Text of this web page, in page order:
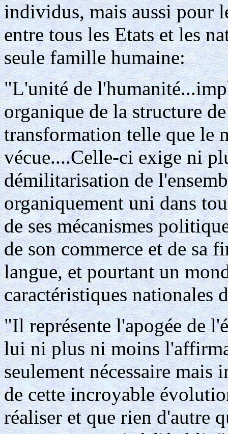
individus, mais aussi pour
entre tous les Etats et les
seule famille humaine:
"L'unité de
organique de la structure
transformation telle que le
vécue....Celle-ci exige ni
démilitarisation de
organiquement uni dans
de ses mécanismes
de son commerce et de sa
langue, et pourtant un
caractéristiques nationales
"Il représente l'apogée de
lui ni plus ni moins
seulement nécessaire
de cette incroyable
réaliser et que rien d'autre